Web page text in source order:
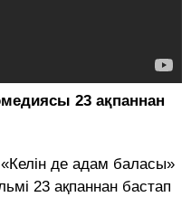
23 ақпаннан
де адам баласы»
23 ақпаннан бастап